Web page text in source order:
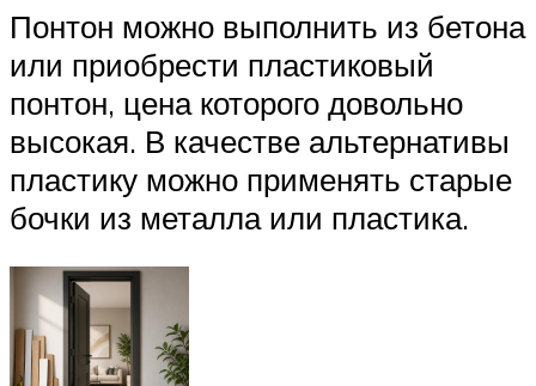
Понтон можно выполнить из бетона
или приобрести пластиковый
понтон, цена которого довольно
высокая. В качестве альтернативы
пластику можно применять старые
бочки из металла или пластика.